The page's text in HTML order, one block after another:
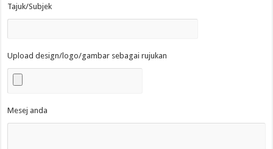
Tajuk/Subjek
Upload design/logo/gambar sebagai rujukan
Mesej anda